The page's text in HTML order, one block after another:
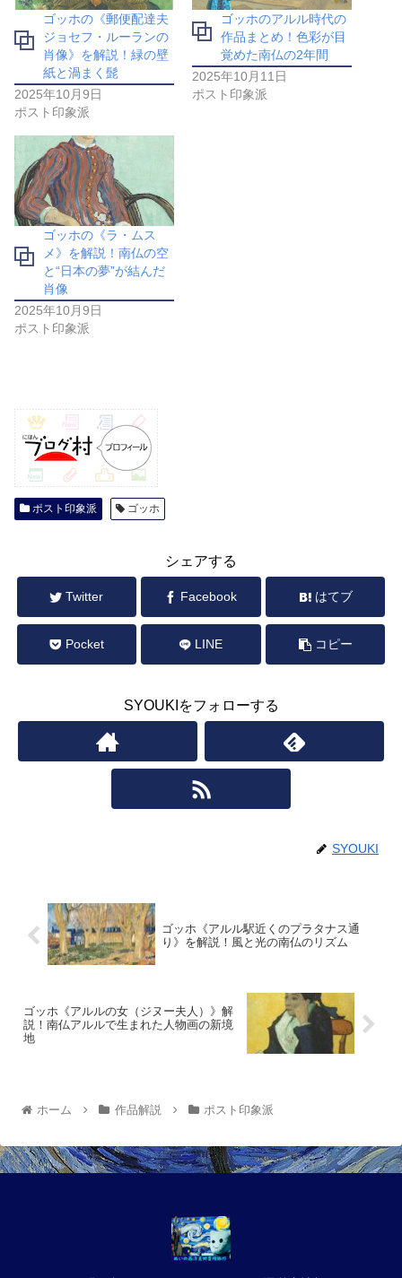
ゴッホの《郵便配達夫
ジョセフ・ルーランの
肖像》を解説！緑の壁
紙と渦まく髭
2025年10月9日
ポスト印象派
ゴッホのアルル時代の
作品まとめ！色彩が目
覚めた南仏の2年間
2025年10月11日
ポスト印象派
ゴッホの《ラ・ムス
メ》を解説！南仏の空
と“日本の夢”が結んだ
肖像
2025年10月9日
ポスト印象派
ポスト印象派 ゴッホ
シェアする
Twitter Facebook はてブ
Pocket LINE コピー
SYOUKIをフォローする
SYOUKI
ゴッホ《アルル駅近くのプラタナス通
り》を解説！風と光の南仏のリズム
ゴッホ《アルルの女（ジヌー夫人）》解
説！南仏アルルで生まれた人物画の新境
地
ホーム 作品解説 ポスト印象派